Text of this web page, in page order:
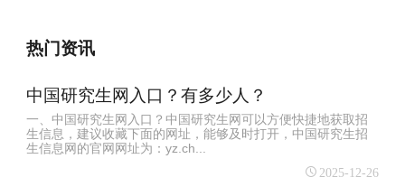
热门资讯
中国研究生网入口？有多少人？
一、中国研究生网入口？中国研究生网可以方便快捷地获取招
生信息，建议收藏下面的网址，能够及时打开，中国研究生招
生信息网的官网网址为：yz.ch...
2025-12-26